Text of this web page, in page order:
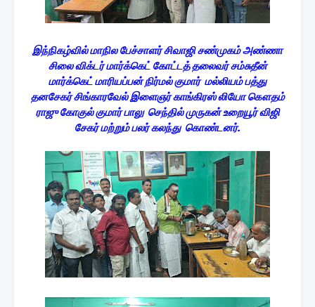
இந்நிகழ்வில் மாநில பேச்சாளர் சிவாஜி சண்முகம் அண்ணா
சிலை விக்டர் மார்க்கெட் கோட்டத் தலைவர் சம்சுதீன்
மார்க்கெட் மாரியப்பன் நிர்மல் குமார் மல்லியம் பத்து
தனசேகர் சிங்காரவேல் இளைஞர் காங்கிரஸ் லியோ கௌதம்
ராஜு கோகுல் குமார் பாலு செந்தில் முருகன் உறையூர் விஜி
சேகர் மற்றும் பலர் கலந்து கொண்டனர்.